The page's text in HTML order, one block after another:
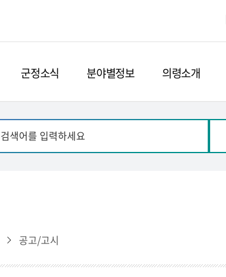
군정소식 분야별정보 의령소개
공고/고시